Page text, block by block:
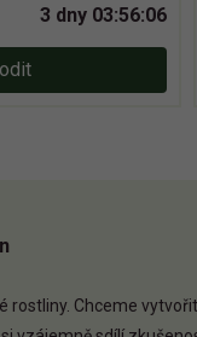
3 dny 03:56:06
rostliny. Chceme vytvořit